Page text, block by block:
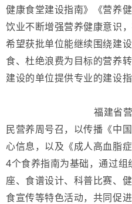
健康食堂建设指南》《营养
饮业不断增强营养健康意识
希望获批单位能继续围绕建
食、杜绝浪费为目标的营养
建设的单位提供专业的建设指
福建省
民营养周号召，以传播《中
心信息，以及《成人高血脂
4个食养指南为基础，通过
座、食谱设计、科普比赛、
食宣传等特色活动，共同促